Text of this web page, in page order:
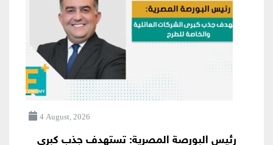
4 August, 2026
رئيس البورصة المصرية: تستهدف جذب كبرى